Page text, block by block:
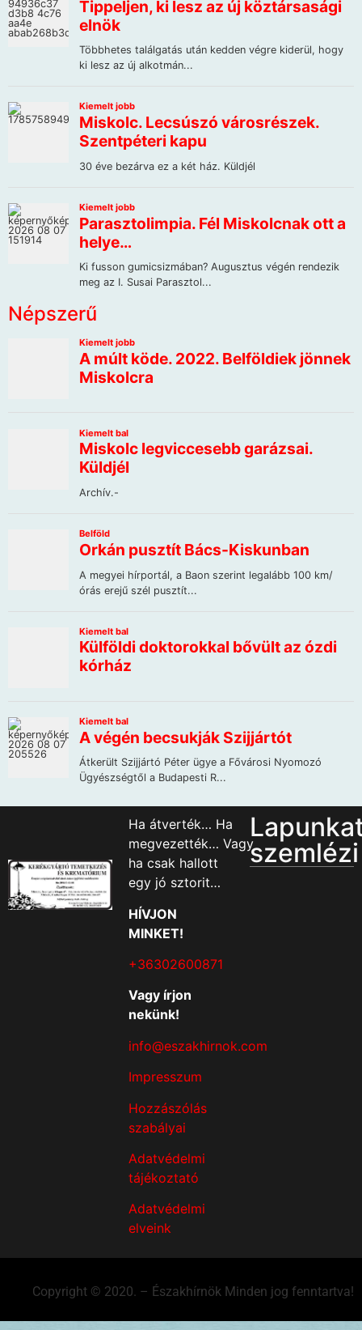
Népszerű
Ha átverték… Ha
megvezették… Vagy
ha csak hallott
egy jó sztorit…
HÍVJON
MINKET!
+36302600871
Vagy írjon
nekünk!
info@eszakhirnok.com
Impresszum
Hozzászólás
szabályai
Adatvédelmi
tájékoztató
Adatvédelmi
elveink
szemlézi
Copyright © 2020. – Északhírnök Minden jog fenntartva!